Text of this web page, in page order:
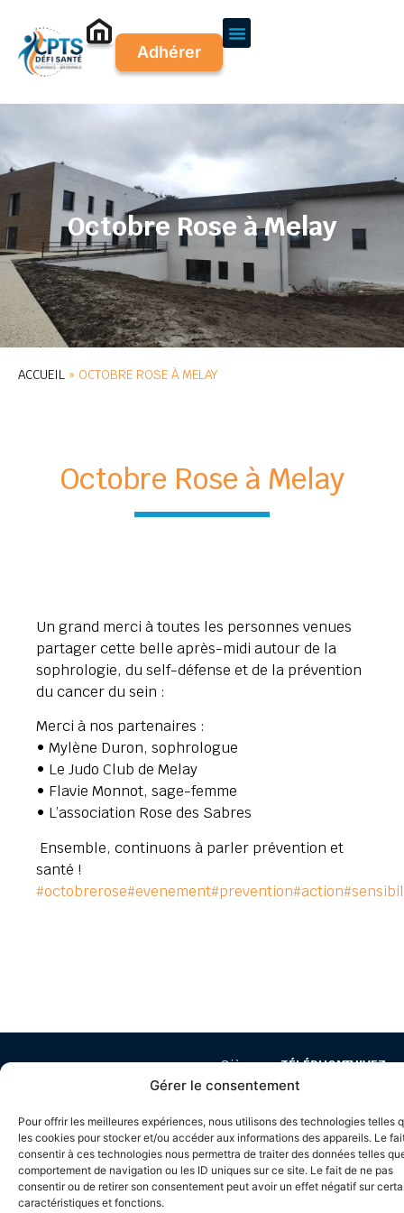
Gérer le consentement
Pour offrir les meilleures expériences, nous utilisons des technologies telles
les cookies pour stocker et/ou accéder aux informations des appareils. Le
consentir à ces technologies nous permettra de traiter des données telles
comportement de navigation ou les ID uniques sur ce site. Le fait de ne pas
consentir ou de retirer son consentement peut avoir un effet négatif sur
caractéristiques et fonctions.
Adhérer
Octobre Rose à Melay
ACCUEIL » OCTOBRE ROSE À MELAY
Octobre Rose à Melay
Un grand merci à toutes les personnes venues
partager cette belle après-midi autour de la
sophrologie, du self-défense et de la prévention
du cancer du sein :
Merci à nos partenaires :
• Mylène Duron, sophrologue
• Le Judo Club de Melay
• Flavie Monnot, sage-femme
• L’association Rose des Sabres
Ensemble, continuons à parler prévention et
santé !
#octobrerose#evenement#prevention#action
Mentions
confidentialité
Plan
du
site
Accueil
Contact
Siège
social
527
Chemin
de
la
Tuilerie
42300
TÉLÉPHONE
04
52
23
68
SUIVEZ-